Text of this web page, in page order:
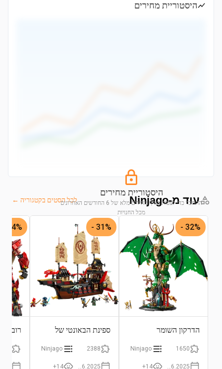
היסטוריית מחירים
היסטוריית מחירים
התחבר כדי לצפות בגרף מחירים מלא של 6 החודשים האחרונים
מכל החנויות
התחבר לצפייה בגרף
עוד מ-Ninjago לכל הסטים בקטגוריה ←
32% -
הדרקון השומר
1650
Ninjago
14+
31% -
ספינת הבאונטי של
2388
Ninjago
14+
44% -